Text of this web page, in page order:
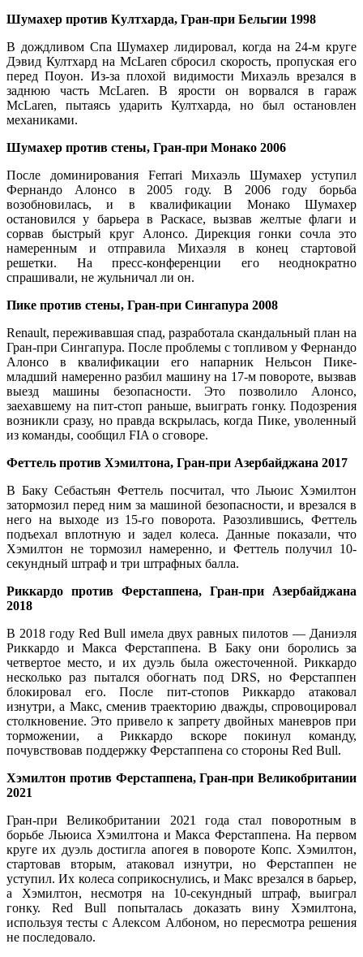
Шумахер против Култхарда, Гран-при Бельгии 1998
В дождливом Спа Шумахер лидировал, когда на 24-м круге
Дэвид Култхард на McLaren сбросил скорость, пропуская его
перед Поуон. Из-за плохой видимости Михаэль врезался в
заднюю часть McLaren. В ярости он ворвался в гараж
McLaren, пытаясь ударить Култхарда, но был остановлен
механиками.
Шумахер против стены, Гран-при Монако 2006
После доминирования Ferrari Михаэль Шумахер уступил
Фернандо Алонсо в 2005 году. В 2006 году борьба
возобновилась, и в квалификации Монако Шумахер
остановился у барьера в Раскасе, вызвав желтые флаги и
сорвав быстрый круг Алонсо. Дирекция гонки сочла это
намеренным и отправила Михаэля в конец стартовой
решетки. На пресс-конференции его неоднократно
спрашивали, не жульничал ли он.
Пике против стены, Гран-при Сингапура 2008
Renault, переживавшая спад, разработала скандальный план на
Гран-при Сингапура. После проблемы с топливом у Фернандо
Алонсо в квалификации его напарник Нельсон Пике-
младший намеренно разбил машину на 17-м повороте, вызвав
выезд машины безопасности. Это позволило Алонсо,
заехавшему на пит-стоп раньше, выиграть гонку. Подозрения
возникли сразу, но правда вскрылась, когда Пике, уволенный
из команды, сообщил FIA о сговоре.
Феттель против Хэмилтона, Гран-при Азербайджана 2017
В Баку Себастьян Феттель посчитал, что Льюис Хэмилтон
затормозил перед ним за машиной безопасности, и врезался в
него на выходе из 15-го поворота. Разозлившись, Феттель
подъехал вплотную и задел колеса. Данные показали, что
Хэмилтон не тормозил намеренно, и Феттель получил 10-
секундный штраф и три штрафных балла.
Риккардо против Ферстаппена, Гран-при Азербайджана
2018
В 2018 году Red Bull имела двух равных пилотов — Даниэля
Риккардо и Макса Ферстаппена. В Баку они боролись за
четвертое место, и их дуэль была ожесточенной. Риккардо
несколько раз пытался обогнать под DRS, но Ферстаппен
блокировал его. После пит-стопов Риккардо атаковал
изнутри, а Макс, сменив траекторию дважды, спровоцировал
столкновение. Это привело к запрету двойных маневров при
торможении, а Риккардо вскоре покинул команду,
почувствовав поддержку Ферстаппена со стороны Red Bull.
Хэмилтон против Ферстаппена, Гран-при Великобритании
2021
Гран-при Великобритании 2021 года стал поворотным в
борьбе Льюиса Хэмилтона и Макса Ферстаппена. На первом
круге их дуэль достигла апогея в повороте Копс. Хэмилтон,
стартовав вторым, атаковал изнутри, но Ферстаппен не
уступил. Их колеса соприкоснулись, и Макс врезался в барьер,
а Хэмилтон, несмотря на 10-секундный штраф, выиграл
гонку. Red Bull попыталась доказать вину Хэмилтона,
используя тесты с Алексом Албоном, но пересмотра решения
не последовало.